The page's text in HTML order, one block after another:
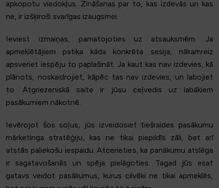
apkopotu viedokļus. Zināšanas par to, kas izdevās un kas
ne, ir izšķiroši svarīgas izaugsmei.
Ieviest izmaiņas, pamatojoties uz atsauksmēm. Ja
apmeklētājiem patika kāda konkrēta sesija, nākamreiz
apsveriet iespēju to paplašināt. Ja kaut kas nav izdevies, kā
plānots, noskaidrojiet, kāpēc tas nav izdevies, un labojiet
to. Atgriezeniskā saite ir jūsu ceļvedis uz labākiem
pasākumiem nākotnē.
Ievērojot šos soļus, jūs izveidosiet tiešraides pasākumu
mārketinga stratēģiju, kas ne tikai piepildīs zāli, bet arī
atstās paliekošu iespaidu. Atcerieties, ka panākumu atslēga
ir sagatavošanās un spēja pielāgoties. Tagad jūs esat
gatavs veidot pasākumus, kurus cilvēki ne tikai apmeklēs,